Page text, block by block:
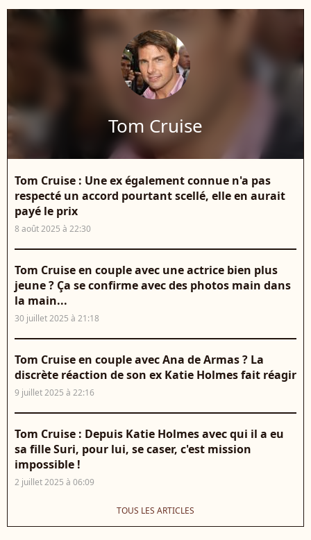
Tom Cruise
Tom Cruise : Une ex également connue n'a pas
respecté un accord pourtant scellé, elle en aurait
payé le prix
8 août 2025 à 22:30
Tom Cruise en couple avec une actrice bien plus
jeune ? Ça se confirme avec des photos main dans
la main...
30 juillet 2025 à 21:18
Tom Cruise en couple avec Ana de Armas ? La
discrète réaction de son ex Katie Holmes fait réagir
9 juillet 2025 à 22:16
Tom Cruise : Depuis Katie Holmes avec qui il a eu
sa fille Suri, pour lui, se caser, c'est mission
impossible !
2 juillet 2025 à 06:09
TOUS LES ARTICLES